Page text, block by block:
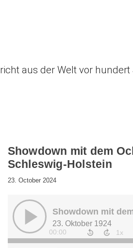
aus der Welt vor hundert
Showdown mit dem
Schleswig-Holstein
23. October 2024
23. Oktober 1924
00:00